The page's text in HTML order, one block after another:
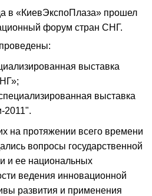
в «КиевЭкспоПлаза» прошел
форум стран СНГ.
выставка
выставка
2011".
на протяжении всего времени
вопросы государственной
и ее национальных
ведения инновационной
развития и применения